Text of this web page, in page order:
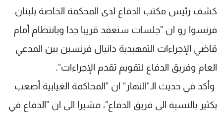
كشف رئيس مكتب الدفاع لدى المحكمة الخاصة بلبنان
فرنسوا رو ان "جلسات ستعقد قريبا جدا وبانتظام أمام
قاضي الإجراءات التمهيدية دانيال فرنسين بين المدعي
العام وفريق الدفاع لتقويم تقدم الإجراءات".
وأكد في حديث الـ"النهار" ان "المحاكمة الغيابية أصعب
بكثير بالنسبة الى فريق الدفاع"، مشيرا الى ان "الدفاع في
عن MTV
الإنـتـاج
لاعلاناتكم
وظائف
تواصل معنا
شروط الإسـتخدام
سياسة الخصوصية